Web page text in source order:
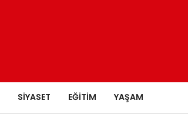
SIYASET EĞITIM YAŞAM